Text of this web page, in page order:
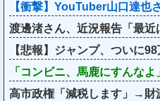
【衝撃】YouTuber山口達也
渡邊渚さん、近況報告「最近
【悲報】ジャンプ、ついに
「コンビニ、馬鹿にすんな
高市政権「減税します」→財